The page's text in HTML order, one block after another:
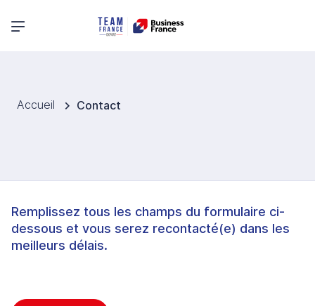
Menu principal
Accueil Contact
Remplissez tous les champs du formulaire ci-
dessous et vous serez recontacté(e) dans les
meilleurs délais.